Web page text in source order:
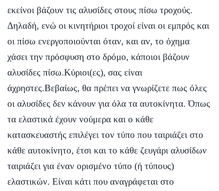
εκείνοι βάζουν τις αλυσίδες στους πίσω τροχούς.
Δηλαδή, ενώ οι κινητήριοι τροχοί είναι οι εμπρός και
οι πίσω ενεργοποιούνται όταν, και αν, το όχημα
χάσει την πρόσφυση στο δρόμο, κάποιοι βάζουν
αλυσίδες πίσω.Κύριοι(ες), σας είναι
άχρηστες.Βεβαίως, θα πρέπει να γνωρίζετε πως όλες
οι αλυσίδες δεν κάνουν για όλα τα αυτοκίνητα. Όπως
τα ελαστικά έχουν νούμερα και ο κάθε
κατασκευαστής επιλέγει τον τύπο που ταιριάζει στο
κάθε αυτοκίνητο, έτσι και το κάθε ζευγάρι αλυσίδων
ταιριάζει για έναν ορισμένο τύπο (ή τύπους)
ελαστικών. Είναι κάτι που αναγράφεται στο